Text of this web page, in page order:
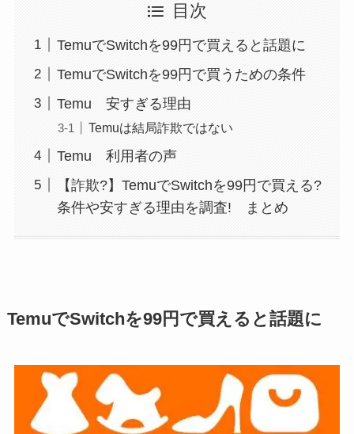
目次
TemuでSwitchを99円で買えると話題に
TemuでSwitchを99円で買うための条件
Temu 安すぎる理由
Temuは結局詐欺ではない
Temu 利用者の声
【詐欺?】TemuでSwitchを99円で買える?
条件や安すぎる理由を調査! まとめ
TemuでSwitchを99円で買えると話題に